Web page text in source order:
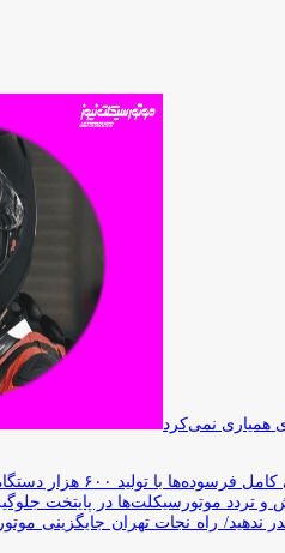
همیاری نمی‌کرد
در سال حدود ۱۹ سال طول می‌کشد
موتورسیکلت‌ها در پایتخت
راه نجات تهران جایگزینی